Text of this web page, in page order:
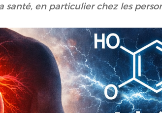
santé, en particulier chez les